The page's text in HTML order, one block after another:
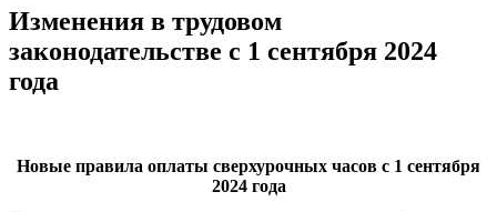
Изменения в трудовом
законодательстве с 1 сентября 2024
года
Новые правила оплаты сверхурочных часов с 1 сентября
2024 года